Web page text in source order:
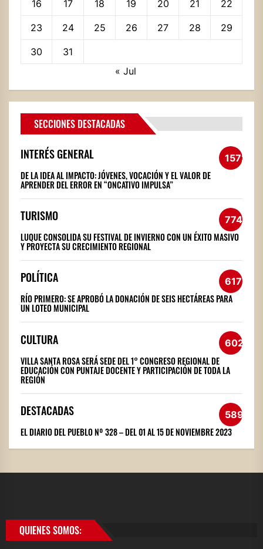
16 17 18 19 20 21 22
23 24 25 26 27 28 29
30
31
« Jul
SECCIONES DESTACADAS
INTERÉS GENERAL 1572
DE LA IDEA AL IMPACTO: JÓVENES, VOCACIÓN Y EL VALOR DE
APRENDER DEL ERROR EN “ONCATIVO IMPULSA”
TURISMO 774
LUQUE CONSOLIDA SU FESTIVAL DE INVIERNO CON UN ÉXITO MASIVO
Y PROYECTA SU CRECIMIENTO REGIONAL
POLÍTICA 617
RÍO PRIMERO: SE APROBÓ LA DONACIÓN DE SEIS HECTÁREAS PARA
UN LOTEO MUNICIPAL
CULTURA 602
VILLA SANTA ROSA SERÁ SEDE DEL 1° CONGRESO REGIONAL DE
EDUCACIÓN CON PUNTAJE DOCENTE Y PARTICIPACIÓN DE TODA LA
REGIÓN
DESTACADAS 589
EL DIARIO DEL PUEBLO Nº 328 – DEL 01 AL 15 DE NOVIEMBRE 2023
QUIENES SOMOS: